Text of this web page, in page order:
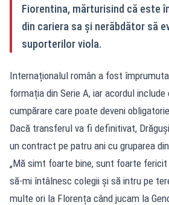
Fiorentina, mărturisind că este
din cariera sa și nerăbdător să
suporterilor viola.
Internaționalul român a fost
formația din Serie A, iar acordul include
cumpărare care poate deveni
Dacă transferul va fi definitivat,
un contract pe patru ani cu gruparea
„Mă simt foarte bine, sunt foarte
să-mi întâlnesc colegii și să intru pe
multe ori la Florența când jucam la